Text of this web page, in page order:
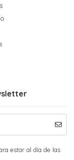
estar al día de las